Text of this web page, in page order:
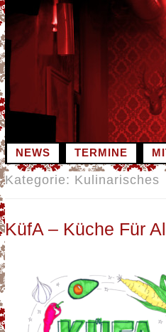
Zum
Inhalt
springen
NEWS TERMINE
Kategorie: Kulinarisches
KüfA – Küche Für